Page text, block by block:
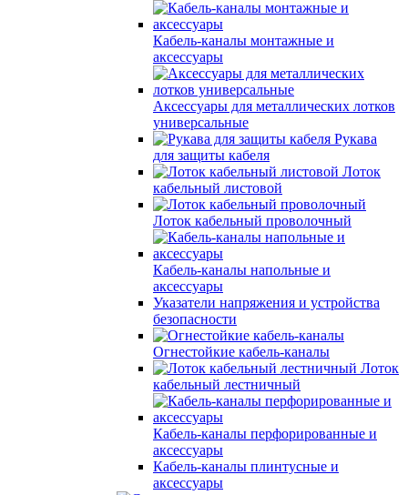
Кабель-каналы монтажные и
аксессуары
Аксессуары для металлических лотков
универсальные
Рукава
для защиты кабеля
Лоток
кабельный листовой
Лоток кабельный проволочный
Кабель-каналы напольные и
аксессуары
Указатели напряжения и устройства
безопасности
Огнестойкие кабель-каналы
Лоток
кабельный лестничный
Кабель-каналы перфорированные и
аксессуары
Кабель-каналы плинтусные и
аксессуары